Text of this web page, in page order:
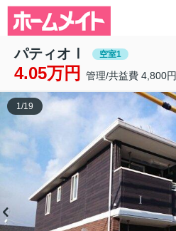
パティオⅠ 空室1
4.05万円 管理/共益費 4,800円
1/19